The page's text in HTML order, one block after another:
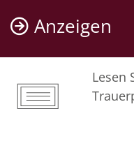
Anzeigen
Lesen